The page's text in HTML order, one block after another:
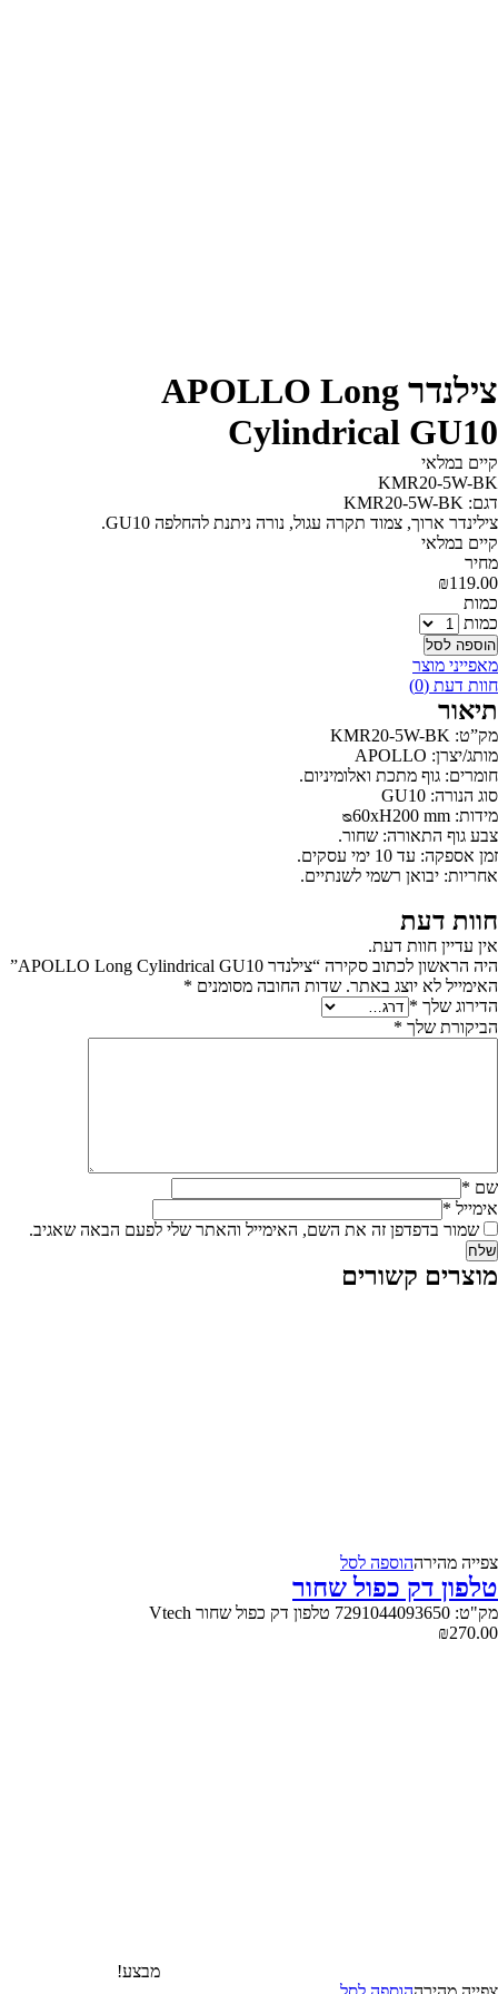
צילנדר APOLLO Long
Cylindrical GU10
קיים במלאי‬
KMR20-5W-BK
דגם: KMR20-5W-BK
צילינדר ארוך, צמוד תקרה עגול, נורה ניתנת להחלפה GU10.
קיים במלאי
‫מחיר‬
₪119.00
‫כמות‬
כמות
הוספה לסל
מאפייני מוצר
חוות דעת (0)
תיאור
מק”ט: KMR20-5W-BK
מותג/יצרן: APOLLO
חומרים: גוף מתכת ואלומיניום.
סוג הנורה: GU10
מידות: ᴓ60xH200 mm
צבע גוף התאורה: שחור.
זמן אספקה: עד 10 ימי עסקים.
אחריות: יבואן רשמי לשנתיים.
חוות דעת
אין עדיין חוות דעת.
היה הראשון לכתוב סקירה “צילנדר APOLLO Long Cylindrical GU10”
האימייל לא יוצג באתר. שדות החובה מסומנים *
הדירוג שלך *
הביקורת שלך *
שם *
אימייל *
שמור בדפדפן זה את השם, האימייל והאתר שלי לפעם הבאה שאגיב.
מוצרים קשורים
צפייה‬ ‫מהירה‬הוספה לסל
טלפון דק כפול שחור
מק"ט: 7291044093650 טלפון דק כפול שחור Vtech
₪270.00
מבצע!